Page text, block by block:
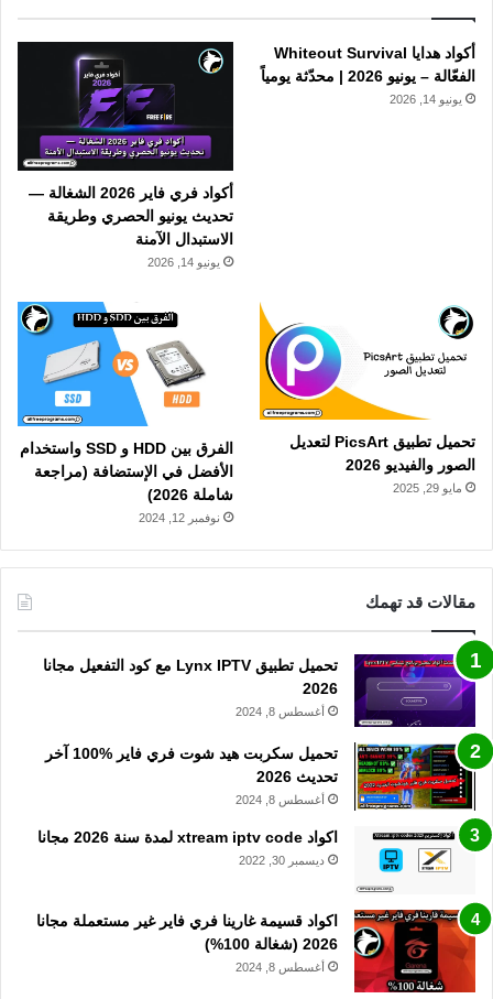
أكواد هدايا Whiteout Survival
الفعّالة – يونيو 2026 | محدّثة يومياً
يونيو 14, 2026
أكواد فري فاير 2026 الشغالة —
تحديث يونيو الحصري وطريقة
الاستبدال الآمنة
يونيو 14, 2026
تحميل تطبيق PicsArt لتعديل
الصور والفيديو 2026
مايو 29, 2025
الفرق بين HDD و SSD واستخدام
الأفضل في الإستضافة (مراجعة
شاملة 2026)
نوفمبر 12, 2024
مقالات قد تهمك
تحميل تطبيق Lynx IPTV مع كود التفعيل مجانا
2026
أغسطس 8, 2024
تحميل سكربت هيد شوت فري فاير %100 آخر
تحديث 2026
أغسطس 8, 2024
اكواد xtream iptv code لمدة سنة 2026 مجانا
ديسمبر 30, 2022
اكواد قسيمة غارينا فري فاير غير مستعملة مجانا
2026 (شغالة 100%)
أغسطس 8, 2024